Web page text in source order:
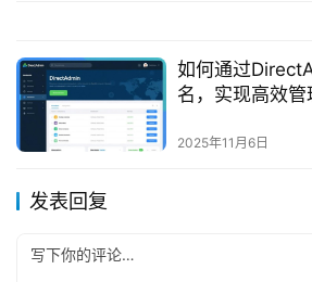
如何通过
名，实现高效管
2025年11月6日
发表回复